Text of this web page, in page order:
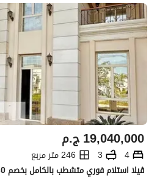
ج.م19,040,000
4
3
246 متر مربع